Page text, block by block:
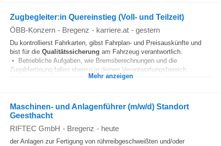
Zugbegleiter:in Quereinstieg (Voll- und Teilzeit)
ÖBB-Konzern - Bregenz - karriere.at - gestern
Du kontrollierst Fahrkarten, gibst Fahrplan- und Preisauskünfte und
bist für die Qualitätssicherung am Fahrzeug verantwortlich.
• Betriebliche Aufgaben, wie Bremsberechnungen und die
Zugabfertigung fallen ebenso in deinen Verantwortungsbereich...
Mehr anzeigen
Maschinen- und Anlagenführer (m/w/d) Standort
Geesthacht
RIFTEC GmbH - Bregenz - heute
der Anlagen zur Fertigung von rührreibgeschweißten und/oder